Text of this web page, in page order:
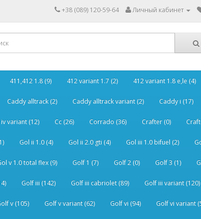
+38 (089) 120-59-64 Личный кабинет
411,412 1.8 (9) 412 variant 1.7 (2) 412 variant 1.8 e,le (4)
Caddy alltrack (2) Caddy alltrack variant (2) Caddy i (17)
variant (12) Cc (26) Corrado (36) Crafter (0)
Gol ii 1.0 (4) Gol ii 2.0 gti (4) Gol iii 1.0 bifuel (2)
v 1.0 total flex (9) Golf 1 (7) Golf 2 (0) Golf 3 (1)
Golf iii (142) Golf iii cabriolet (89) Golf iii variant (120)
v (105) Golf v variant (62) Golf vi (94) Golf vi variant